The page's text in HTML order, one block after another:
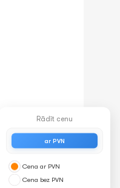
0.7mm
Rādīt cenu
ar PVN
Cena ar PVN
Cena bez PVN